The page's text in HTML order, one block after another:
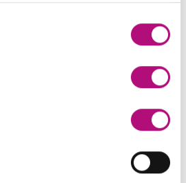
d´etoile